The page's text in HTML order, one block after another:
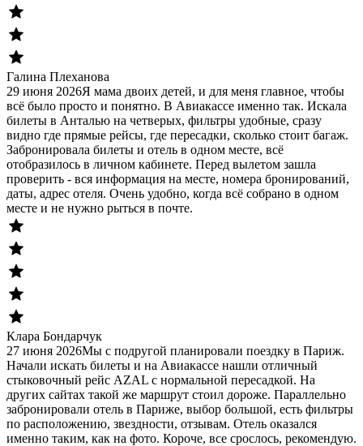
Галина Плеханова
29 июня 2026Я мама двоих детей, и для меня главное, чтобы
всё было просто и понятно. В Авиакассе именно так. Искала
билеты в Анталью на четверых, фильтры удобные, сразу
видно где прямые рейсы, где пересадки, сколько стоит багаж.
Забронировала билеты и отель в одном месте, всё
отобразилось в личном кабинете. Перед вылетом зашла
проверить - вся информация на месте, номера бронирований,
даты, адрес отеля. Очень удобно, когда всё собрано в одном
месте и не нужно рыться в почте.
Клара Бондарчук
27 июня 2026Мы с подругой планировали поездку в Париж.
Начали искать билеты и на Авиакассе нашли отличный
стыковочный рейс AZAL с нормальной пересадкой. На
других сайтах такой же маршрут стоил дороже. Параллельно
забронировали отель в Париже, выбор большой, есть фильтры
по расположению, звездности, отзывам. Отель оказался
именно таким, как на фото. Короче, все срослось, рекомендую.